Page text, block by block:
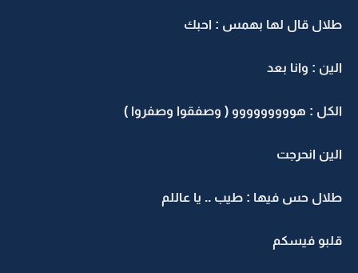
طلال قال لها بهمس : احبك
الين : وانا بعد
الكل : هووووووووو ( وصفقوا وصفروا )
الين انحرجت
طلال حس فيها : طيب .. يا عاللم
قلبو فيسكم